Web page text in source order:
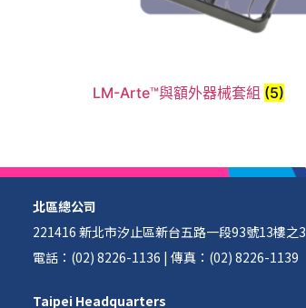
LM-Arte™與額外器械套組 (5)
北區總公司
221416 新北市汐止區新台五路一段93號13樓之3
電話：(02) 8226-1136 | 傳真：(02) 8226-1139
Taipei Headquarters